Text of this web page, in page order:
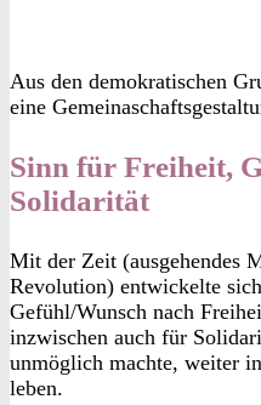
Aus den demokratischen
eine
Sinn für Freiheit,
Solidarität
Mit der Zeit (ausgehendes
Revolution) entwickelte
Gefühl/Wunsch nach
inzwischen auch für
unmöglich machte, weiter
leben.